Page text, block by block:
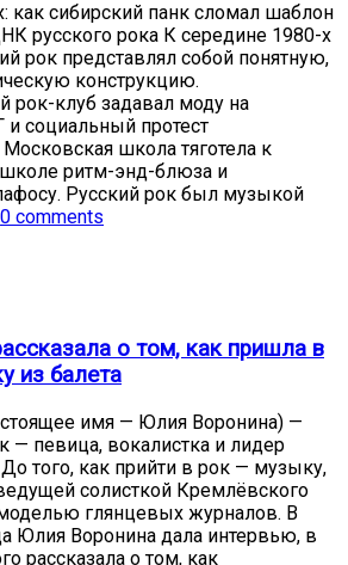
как сибирский панк сломал шаблон
русского рока К середине 1980-х
рок представлял собой понятную,
конструкцию.
рок-клуб задавал моду на
социальный протест
Московская школа тяготела к
школе ритм-энд-блюза и
Русский рок был музыкой
0 comments
о том, как пришла в
из балета
имя — Юлия Воронина) —
— певица, вокалистка и лидер
того, как прийти в рок — музыку,
солисткой Кремлёвского
глянцевых журналов. В
Юлия Воронина дала интервью, в
рассказала о том, как